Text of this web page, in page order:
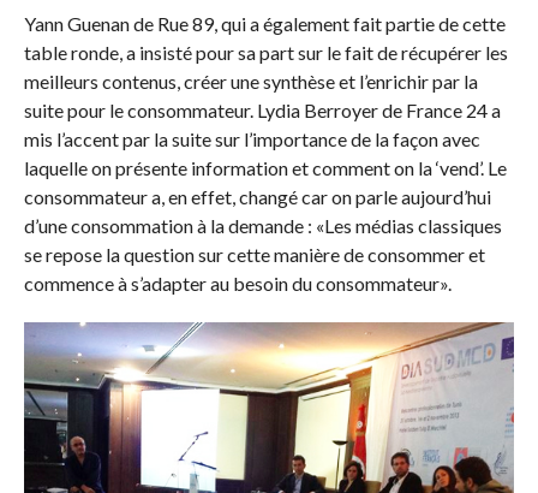
Yann Guenan de Rue 89, qui a également fait partie de cette
table ronde, a insisté pour sa part sur le fait de récupérer les
meilleurs contenus, créer une synthèse et l’enrichir par la
suite pour le consommateur. Lydia Berroyer de France 24 a
mis l’accent par la suite sur l’importance de la façon avec
laquelle on présente information et comment on la ‘vend’. Le
consommateur a, en effet, changé car on parle aujourd’hui
d’une consommation à la demande : «Les médias classiques
se repose la question sur cette manière de consommer et
commence à s’adapter au besoin du consommateur».